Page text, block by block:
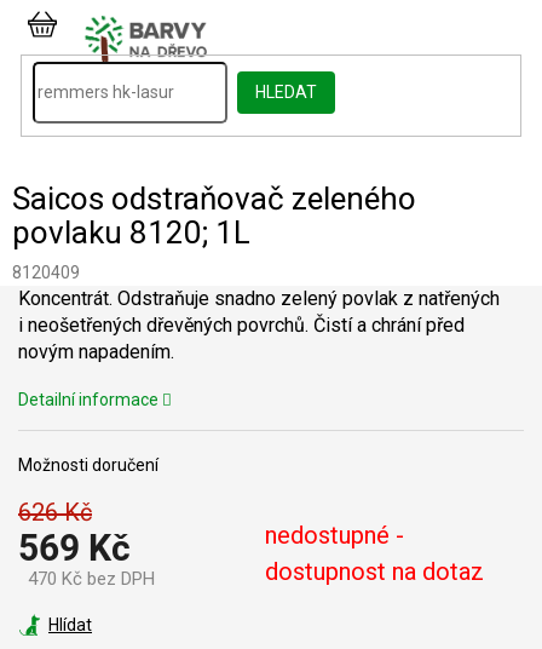
Přejít
obsah
HLEDAT
NÁKUPNÍ
KOŠÍK
Saicos odstraňovač zeleného
povlaku 8120; 1L
8120409
626 Kč
569 Kč
470 Kč bez DPH
nedostupné -
dostupnost na dotaz
Možnosti doručení
Koncentrát. Odstraňuje snadno zelený povlak z natřených
i neošetřených dřevěných povrchů. Čistí a chrání před
novým napadením.
Detailní informace
Hlídat